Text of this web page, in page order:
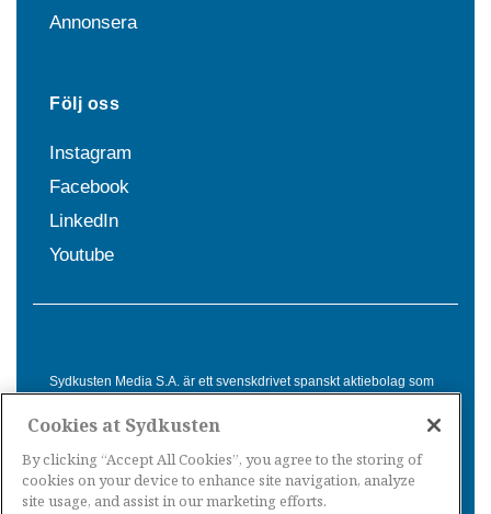
Annonsera
Följ oss
Instagram
Facebook
LinkedIn
Youtube
Sydkusten Media S.A. är ett svenskdrivet spanskt aktiebolag som
Spanien. Genom nyhetsbevakning av hela Spanien, med bas på
informationsförmedling för svenskar i Spanien.
Cookies at Sydkusten
By clicking “Accept All Cookies”, you agree to the storing of
cookies on your device to enhance site navigation, analyze
site usage, and assist in our marketing efforts.